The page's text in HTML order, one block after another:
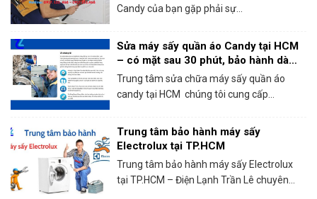
Candy của bạn gặp phải sự...
Sửa máy sấy quần áo Candy tại HCM
– có mặt sau 30 phút, bảo hành dài
hạn!
Trung tâm sửa chữa máy sấy quần áo
candy tại HCM chúng tôi cung cấp...
Trung tâm bảo hành máy sấy
Electrolux tại TP.HCM
Trung tâm bảo hành máy sấy Electrolux
tại TP.HCM – Điện Lạnh Trần Lê chuyên...